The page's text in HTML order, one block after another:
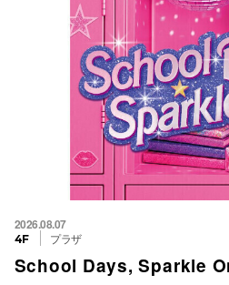
2026.08.07
4F プラザ
School Days, Sparkle